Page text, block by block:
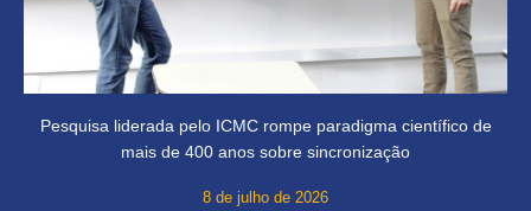
Pesquisa liderada pelo ICMC rompe paradigma científico de
mais de 400 anos sobre sincronização
8 de julho de 2026